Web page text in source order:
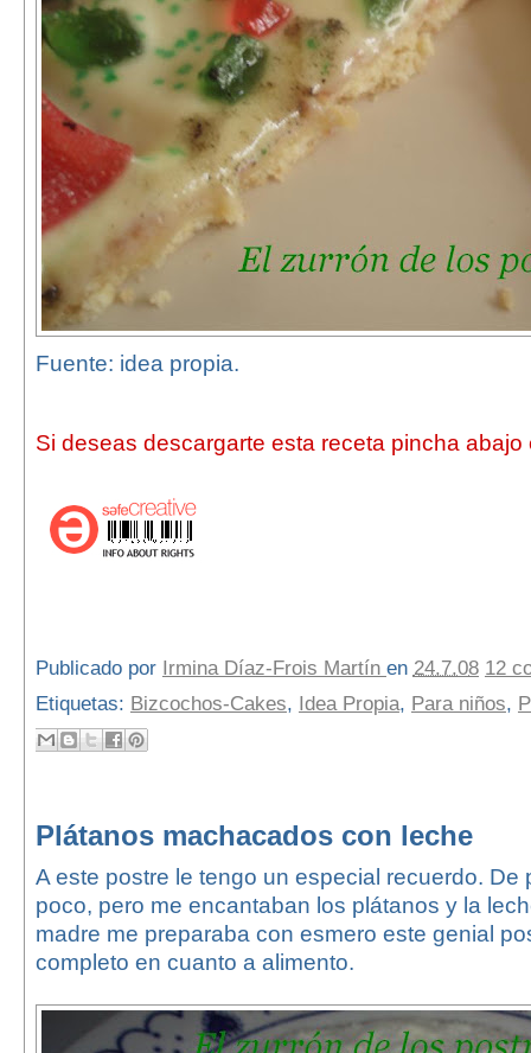
Fuente: idea propia.
Si deseas descargarte esta receta pincha abajo
Publicado por Irmina Díaz-Frois Martín en 24.7.08 12
Etiquetas: Bizcochos-Cakes, Idea Propia, Para niños,
Plátanos machacados con leche
A este postre le tengo un especial recuerdo. De
poco, pero me encantaban los plátanos y la
madre me preparaba con esmero este genial
completo en cuanto a alimento.